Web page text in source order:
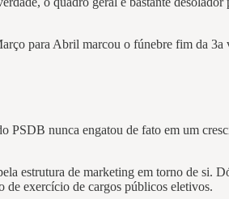
para Abril marcou o fúnebre fim da 3a
PSDB nunca engatou de fato em um
estrutura de marketing em torno de si.
de exercício de cargos públicos eletivos.